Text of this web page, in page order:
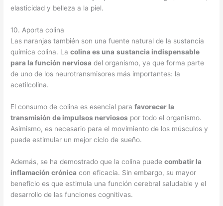
elasticidad y belleza a la piel.
10. Aporta colina
Las naranjas también son una fuente natural de la sustancia
química colina. Lacolina es una sustancia indispensable
para la función nerviosa del organismo, ya que forma parte
de uno de los neurotransmisores más importantes: la
acetilcolina.
El consumo de colina es esencial parafavorecer la
transmisión de impulsos nerviosos por todo el organismo.
Asimismo, es necesario para el movimiento de los músculos y
puede estimular un mejor ciclo de sueño.
Además, se ha demostrado que la colina puedecombatir la
inflamación crónica con eficacia. Sin embargo, su mayor
beneficio es que estimula una función cerebral saludable y el
desarrollo de las funciones cognitivas.